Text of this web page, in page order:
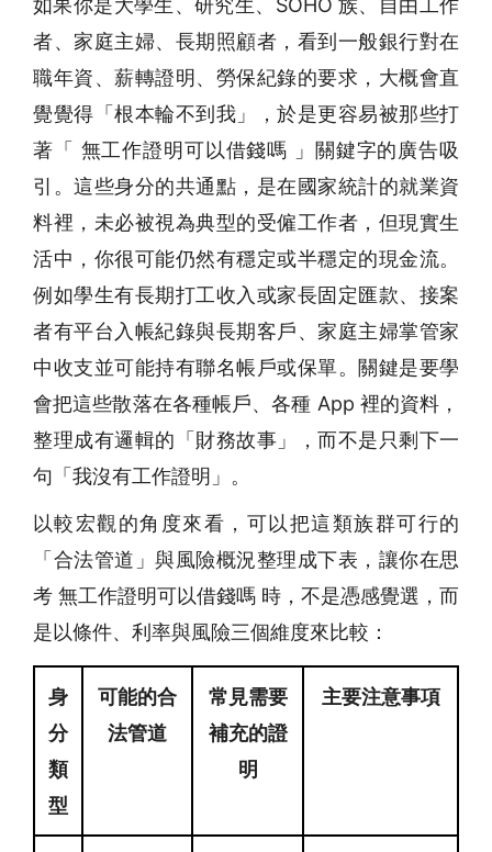
如果你是大學生、研究生、SOHO 族、自由工作
者、家庭主婦、長期照顧者，看到一般銀行對在
職年資、薪轉證明、勞保紀錄的要求，大概會直
覺覺得「根本輪不到我」，於是更容易被那些打
著「 無工作證明可以借錢嗎 」關鍵字的廣告吸
引。這些身分的共通點，是在國家統計的就業資
料裡，未必被視為典型的受僱工作者，但現實生
活中，你很可能仍然有穩定或半穩定的現金流。
例如學生有長期打工收入或家長固定匯款、接案
者有平台入帳紀錄與長期客戶、家庭主婦掌管家
中收支並可能持有聯名帳戶或保單。關鍵是要學
會把這些散落在各種帳戶、各種 App 裡的資料，
整理成有邏輯的「財務故事」，而不是只剩下一
句「我沒有工作證明」。
以較宏觀的角度來看，可以把這類族群可行的
「合法管道」與風險概況整理成下表，讓你在思
考 無工作證明可以借錢嗎 時，不是憑感覺選，而
是以條件、利率與風險三個維度來比較：
身
分
類
型
可能的合
法管道
常見需要
補充的證
明
主要注意事項